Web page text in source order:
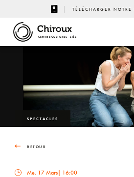
TÉLÉCHARGER NOTRE
CENTRE CULTUREL - LIÈGE
SPECTACLES
RETOUR
Me. 17 Mars| 16:00